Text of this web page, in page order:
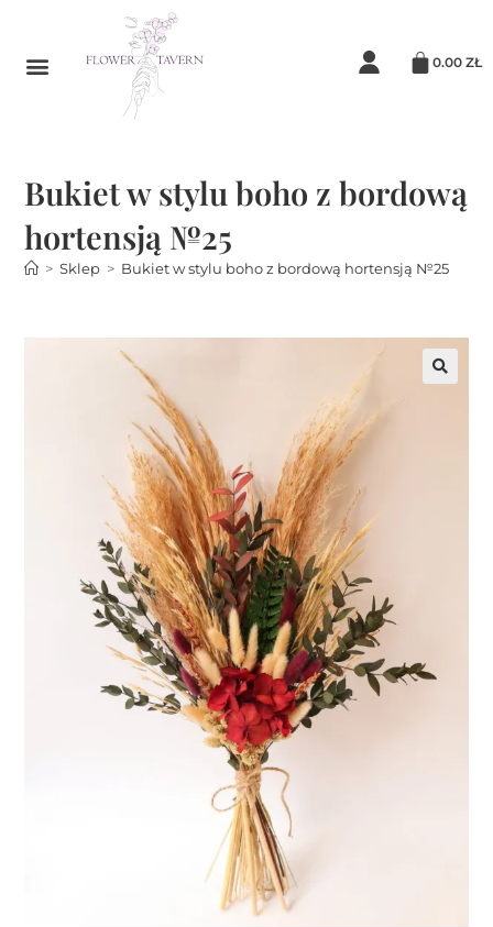
0.00 ZŁ
Bukiet w stylu boho z bordową
hortensją №25
> Sklep > Bukiet w stylu boho z bordową hortensją №25